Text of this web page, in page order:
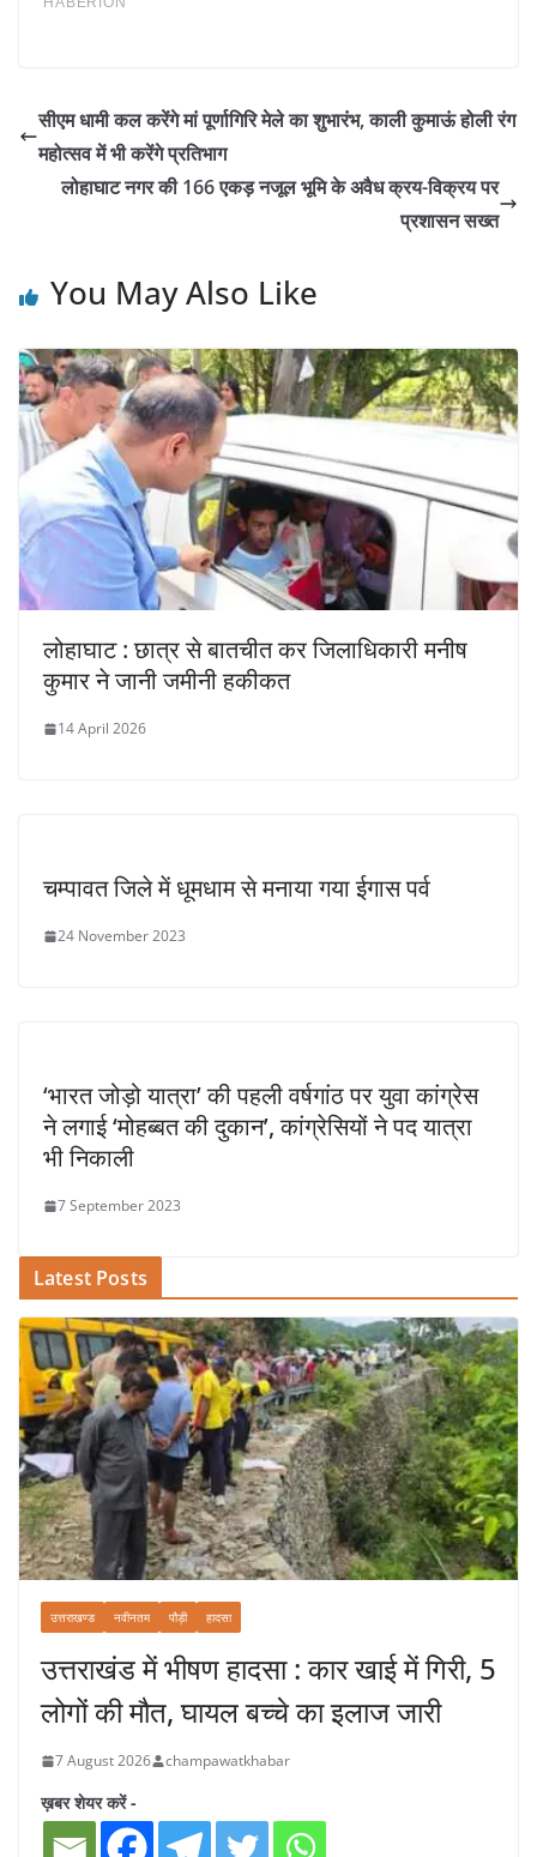
सीएम धामी कल करेंगे मां पूर्णागिरि मेले का शुभारंभ, काली कुमाऊं होली रंग
महोत्सव में भी करेंगे प्रतिभाग
लोहाघाट नगर की 166 एकड़ नजूल भूमि के अवैध क्रय-विक्रय पर
प्रशासन सख्त
You May Also Like
लोहाघाट : छात्र से बातचीत कर जिलाधिकारी मनीष
कुमार ने जानी जमीनी हकीकत
14 April 2026
चम्पावत जिले में धूमधाम से मनाया गया ईगास पर्व
24 November 2023
‘भारत जोड़ो यात्रा’ की पहली वर्षगांठ पर युवा कांग्रेस
ने लगाई ‘मोहब्बत की दुकान’, कांग्रेसियों ने पद यात्रा
भी निकाली
7 September 2023
Latest Posts
उत्तराखण्ड नवीनतम पौड़ी हादसा
उत्तराखंड में भीषण हादसा : कार खाई में गिरी, 5
लोगों की मौत, घायल बच्चे का इलाज जारी
7 August 2026 champawatkhabar
ख़बर शेयर करें -